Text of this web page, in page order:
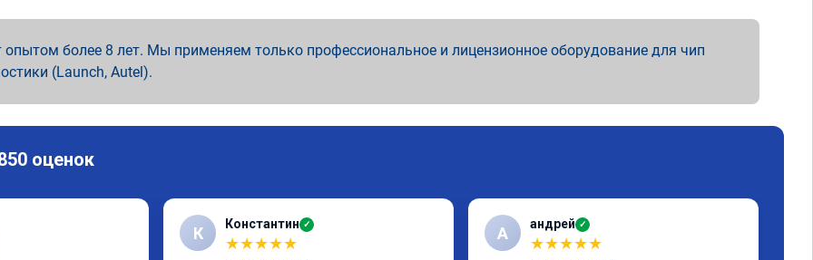
более 8 лет. Мы применяем только профессиональное и лицензионное оборудование для чип
(Launch, Autel).
оценок
К Константин ✓
★★★★★
А андрей ✓
★★★★★